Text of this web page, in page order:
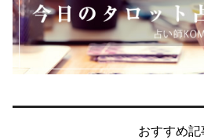
おすすめ記